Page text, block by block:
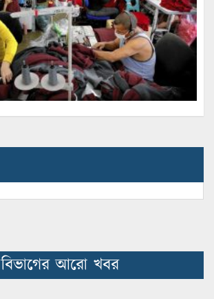
বিভাগের আরো খবর